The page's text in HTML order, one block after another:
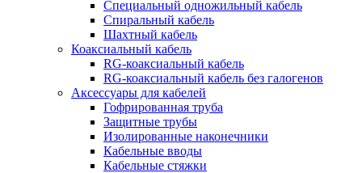
Специальный одножильный кабель
Спиральный кабель
Шахтный кабель
Коаксиальный кабель
RG-коаксиальный кабель
RG-коаксиальный кабель без галогенов
Аксессуары для кабелей
Гофрированная труба
Защитные трубы
Изолированные наконечники
Кабельные вводы
Кабельные стяжки